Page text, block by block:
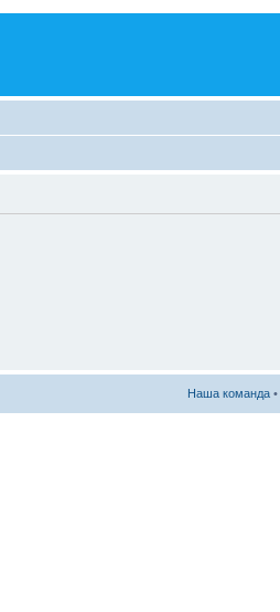
Наша команда •